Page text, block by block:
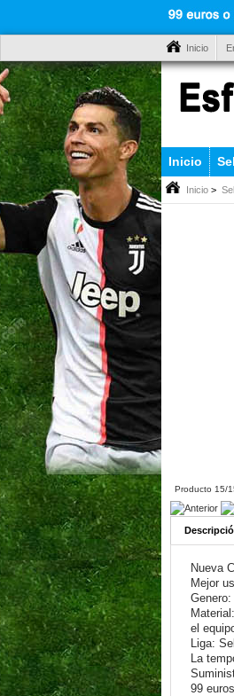
Inicio
Inicio
Inicio >
Producto 15/
Nueva
Mejor
el
Liga:
La
99